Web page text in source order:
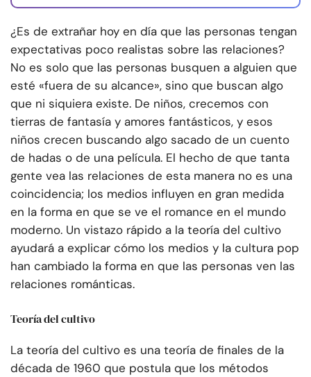
¿Es de extrañar hoy en día que las personas tengan
expectativas poco realistas sobre las relaciones?
No es solo que las personas busquen a alguien que
esté «fuera de su alcance», sino que buscan algo
que ni siquiera existe. De niños, crecemos con
tierras de fantasía y amores fantásticos, y esos
niños crecen buscando algo sacado de un cuento
de hadas o de una película. El hecho de que tanta
gente vea las relaciones de esta manera no es una
coincidencia; los medios influyen en gran medida
en la forma en que se ve el romance en el mundo
moderno. Un vistazo rápido a la teoría del cultivo
ayudará a explicar cómo los medios y la cultura pop
han cambiado la forma en que las personas ven las
relaciones románticas.
Teoría del cultivo
La teoría del cultivo es una teoría de finales de la
década de 1960 que postula que los métodos